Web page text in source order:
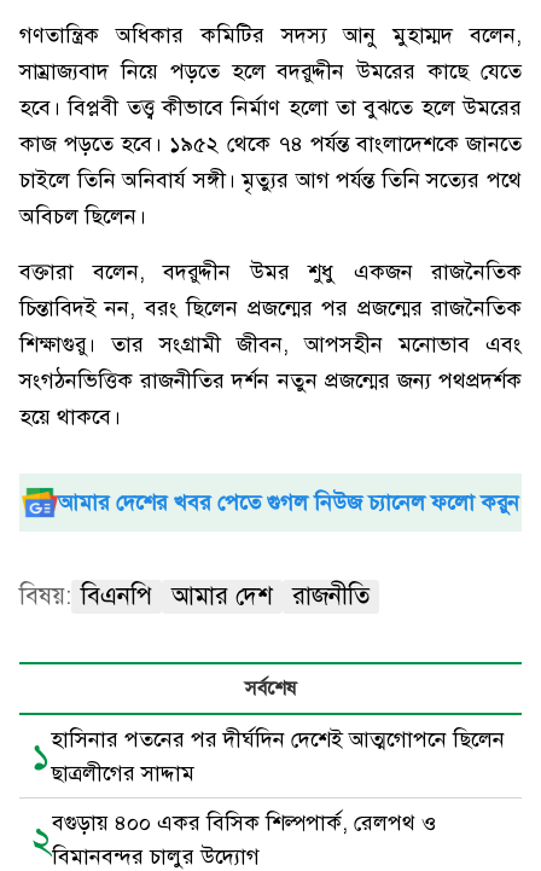
গণতান্ত্রিক অধিকার কমিটির সদস্য আনু মুহাম্মদ বলেন,
সাম্রাজ্যবাদ নিয়ে পড়তে হলে বদরুদ্দীন উমরের কাছে যেতে
হবে। বিপ্লবী তত্ত্ব কীভাবে নির্মাণ হলো তা বুঝতে হলে উমরের
কাজ পড়তে হবে। ১৯৫২ থেকে ৭৪ পর্যন্ত বাংলাদেশকে জানতে
চাইলে তিনি অনিবার্য সঙ্গী। মৃত্যুর আগ পর্যন্ত তিনি সত্যের পথে
অবিচল ছিলেন।
বক্তারা বলেন, বদরুদ্দীন উমর শুধু একজন রাজনৈতিক
চিন্তাবিদই নন, বরং ছিলেন প্রজন্মের পর প্রজন্মের রাজনৈতিক
শিক্ষাগুরু। তার সংগ্রামী জীবন, আপসহীন মনোভাব এবং
সংগঠনভিত্তিক রাজনীতির দর্শন নতুন প্রজন্মের জন্য পথপ্রদর্শক
হয়ে থাকবে।
আমার দেশের খবর পেতে গুগল নিউজ চ্যানেল ফলো করুন
বিষয়: বিএনপি আমার দেশ রাজনীতি
সর্বশেষ
১হাসিনার পতনের পর দীর্ঘদিন দেশেই আত্মগোপনে ছিলেন
ছাত্রলীগের সাদ্দাম
২বগুড়ায় ৪০০ একর বিসিক শিল্পপার্ক, রেলপথ ও
বিমানবন্দর চালুর উদ্যোগ